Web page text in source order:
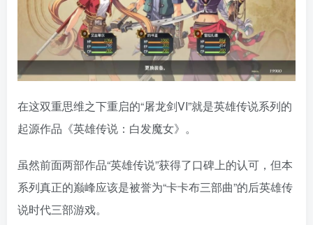
在这双重思维之下重启的“屠龙剑VI”就是英雄传说系列的
起源作品《英雄传说：白发魔女》。
虽然前面两部作品“英雄传说”获得了口碑上的认可，但本
系列真正的巅峰应该是被誉为“卡卡布三部曲”的后英雄传
说时代三部游戏。